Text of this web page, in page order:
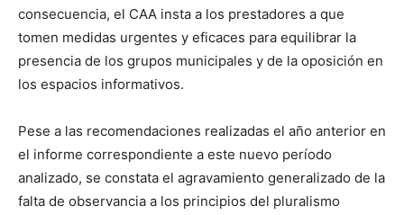
consecuencia, el CAA insta a los prestadores a que
tomen medidas urgentes y eficaces para equilibrar la
presencia de los grupos municipales y de la oposición en
los espacios informativos.
Pese a las recomendaciones realizadas el año anterior en
el informe correspondiente a este nuevo período
analizado, se constata el agravamiento generalizado de la
falta de observancia a los principios del pluralismo